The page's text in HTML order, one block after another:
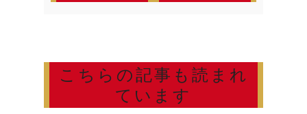
こちらの記事も読まれ
ています